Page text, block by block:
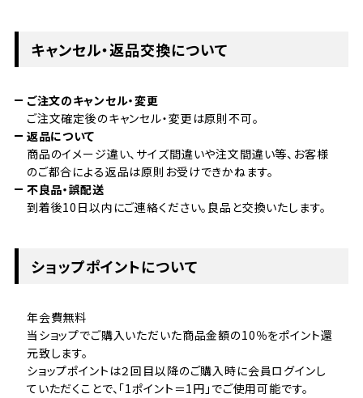
キャンセル・返品交換について
ご注文のキャンセル・変更
ご注文確定後のキャンセル・変更は原則不可。
返品について
商品のイメージ違い、サイズ間違いや注文間違い等、お客様
のご都合による返品は原則お受けできかねます。
不良品・誤配送
到着後10日以内にご連絡ください。良品と交換いたします。
ショップポイントについて
年会費無料
当ショップでご購入いただいた商品金額の10％をポイント還
元致します。
ショップポイントは２回目以降のご購入時に会員ログインし
ていただくことで、「1ポイント＝1円」でご使用可能です。